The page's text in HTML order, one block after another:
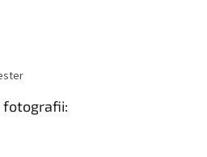
fotografii: